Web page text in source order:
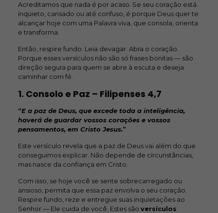
Acreditamos que nada é por acaso. Se seu coração está
inquieto, cansado ou até confuso, é porque Deus quer te
alcançar hoje com uma Palavra viva, que consola, orienta
e transforma.
Então, respire fundo. Leia devagar. Abra o coração.
Porque esses versículos não são só frases bonitas — são
direção segura para quem se abre à escuta e deseja
caminhar com fé.
1. Consolo e Paz – Filipenses 4,7
“E a paz de Deus, que excede toda a inteligência,
haverá de guardar vossos corações e vossos
pensamentos, em Cristo Jesus.”
Este versículo revela que a paz de Deus vai além do que
conseguimos explicar. Não depende de circunstâncias,
mas nasce da confiança em Cristo.
Com isso, se hoje você se sente sobrecarregado ou
ansioso, permita que essa paz envolva o seu coração.
Respire fundo, reze e entregue suas inquietações ao
Senhor — Ele cuida de você. Estes são versículos